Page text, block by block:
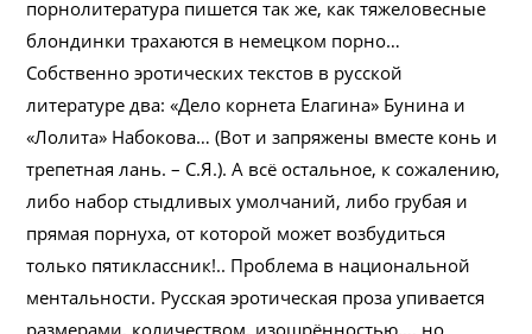
порнолитература пишется так же, как тяжеловесные
блондинки трахаются в немецком порно…
Собственно эротических текстов в русской
литературе два: «Дело корнета Елагина» Бунина и
«Лолита» Набокова… (Вот и запряжены вместе конь и
трепетная лань. – С.Я.). А всё остальное, к сожалению,
либо набор стыдливых умолчаний, либо грубая и
прямая порнуха, от которой может возбудиться
только пятиклассник!.. Проблема в национальной
ментальности. Русская эротическая проза упивается
размерами, количеством, изощрённостью…, но